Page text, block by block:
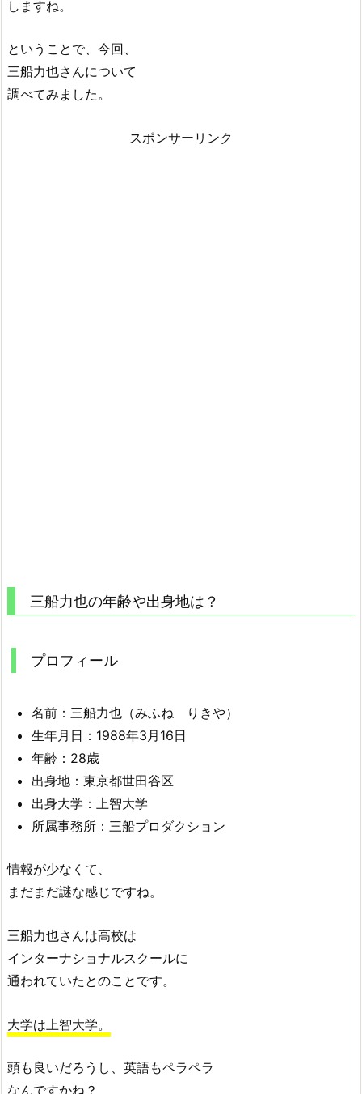
しますね。
ということで、今回、
三船力也さんについて
調べてみました。
スポンサーリンク
三船力也の年齢や出身地は？
プロフィール
名前：三船力也（みふね りきや）
生年月日：1988年3月16日
年齢：28歳
出身地：東京都世田谷区
出身大学：上智大学
所属事務所：三船プロダクション
情報が少なくて、
まだまだ謎な感じですね。
三船力也さんは高校は
インターナショナルスクールに
通われていたとのことです。
大学は上智大学。
頭も良いだろうし、英語もペラペラ
なんですかね？